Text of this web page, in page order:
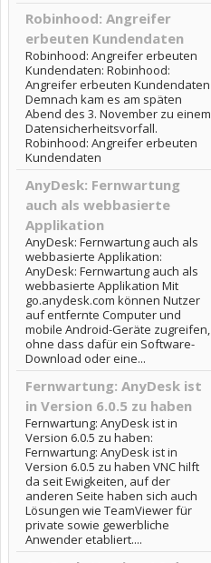
Robinhood: Angreifer
erbeuten Kundendaten
Robinhood: Angreifer erbeuten
Kundendaten: Robinhood:
Angreifer erbeuten Kundendaten
Demnach kam es am späten
Abend des 3. November zu einem
Datensicherheitsvorfall.
Robinhood: Angreifer erbeuten
Kundendaten
AnyDesk: Fernwartung
auch als webbasierte
Applikation
AnyDesk: Fernwartung auch als
webbasierte Applikation:
AnyDesk: Fernwartung auch als
webbasierte Applikation Mit
go.anydesk.com können Nutzer
auf entfernte Computer und
mobile Android-Geräte zugreifen,
ohne dass dafür ein Software-
Download oder eine...
Fernwartung: AnyDesk ist
in Version 6.0.5 zu haben
Fernwartung: AnyDesk ist in
Version 6.0.5 zu haben:
Fernwartung: AnyDesk ist in
Version 6.0.5 zu haben VNC hilft
da seit Ewigkeiten, auf der
anderen Seite haben sich auch
Lösungen wie TeamViewer für
private sowie gewerbliche
Anwender etabliert....